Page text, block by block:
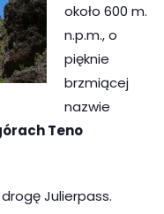
około 600 m.
n.p.m., o
pięknie
brzmiącej
nazwie
Teno
Julierpass.